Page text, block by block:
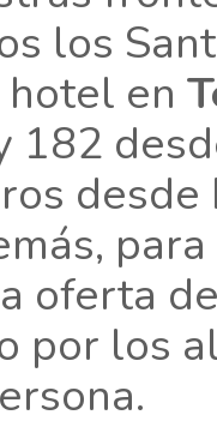
los
en
182
oferta
por los